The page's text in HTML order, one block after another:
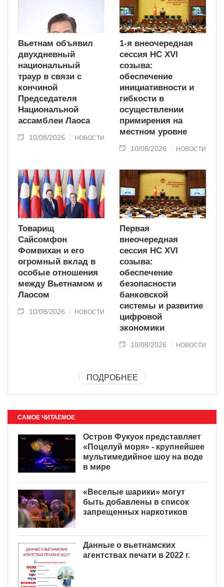
Вьетнам объявил
двухдневный
национальный
траур в связи с
кончиной
Председателя
Национальной
ассамблеи Лаоса
10/08/2026 НОВОСТИ
1-я внеочередная
сессия НС XVI
созыва:
обеспечение
инициативности и
гибкости в
осуществлении
примирения на
местном уровне
10/08/2026 НОВОСТИ
Товарищ
Сайсомфон
Фомвихан и его
огромный вклад в
особые отношения
между Вьетнамом и
Лаосом
10/08/2026 НОВОСТИ
Первая
внеочередная
сессия НС XVI
созыва:
обеспечение
безопасности
банковской
системы и развитие
цифровой
экономики
10/08/2026 НОВОСТИ
ПОДРОБНЕЕ
САМОЕ ЧИТАЕМОЕ
Остров Фукуок представляет
«Поцелуй моря» - крупнейшее
мультимедийное шоу на воде
в мире
«Веселые шарики» могут
быть добавлены в список
запрещенных наркотиков
Данные о вьетнамских
агентствах печати в 2022 г.